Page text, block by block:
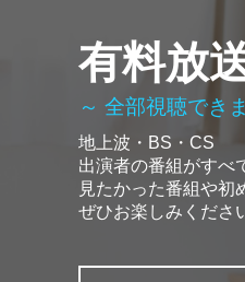
有料放
～ 全部視聴でき
地上波・BS・CS
出演者の番組がすべ
見たかった番組や初
ぜひお楽しみくださ